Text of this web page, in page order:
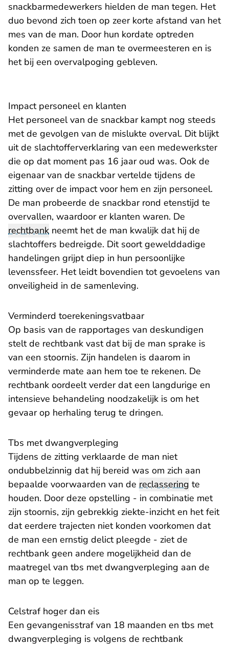
snackbarmedewerkers hielden de man tegen. Het
duo bevond zich toen op zeer korte afstand van het
mes van de man. Door hun kordate optreden
konden ze samen de man te overmeesteren en is
het bij een overvalpoging gebleven.
Impact personeel en klanten
Het personeel van de snackbar kampt nog steeds
met de gevolgen van de mislukte overval. Dit blijkt
uit de slachtofferverklaring van een medewerkster
die op dat moment pas 16 jaar oud was. Ook de
eigenaar van de snackbar vertelde tijdens de
zitting over de impact voor hem en zijn personeel.
De man probeerde de snackbar rond etenstijd te
overvallen, waardoor er klanten waren. De
rechtbank neemt het de man kwalijk dat hij de
slachtoffers bedreigde. Dit soort gewelddadige
handelingen grijpt diep in hun persoonlijke
levenssfeer. Het leidt bovendien tot gevoelens van
onveiligheid in de samenleving.
Verminderd toerekeningsvatbaar
Op basis van de rapportages van deskundigen
stelt de rechtbank vast dat bij de man sprake is
van een stoornis. Zijn handelen is daarom in
verminderde mate aan hem toe te rekenen. De
rechtbank oordeelt verder dat een langdurige en
intensieve behandeling noodzakelijk is om het
gevaar op herhaling terug te dringen.
Tbs met dwangverpleging
Tijdens de zitting verklaarde de man niet
ondubbelzinnig dat hij bereid was om zich aan
bepaalde voorwaarden van de reclassering te
houden. Door deze opstelling - in combinatie met
zijn stoornis, zijn gebrekkig ziekte-inzicht en het feit
dat eerdere trajecten niet konden voorkomen dat
de man een ernstig delict pleegde - ziet de
rechtbank geen andere mogelijkheid dan de
maatregel van tbs met dwangverpleging aan de
man op te leggen.
Celstraf hoger dan eis
Een gevangenisstraf van 18 maanden en tbs met
dwangverpleging is volgens de rechtbank